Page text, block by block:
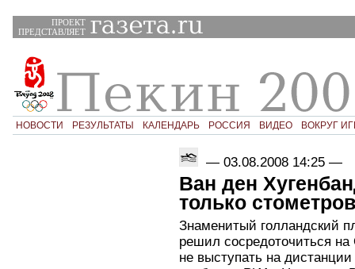
ПРОЕКТ
ПРЕДСТАВЛЯЕТ
НОВОСТИ РЕЗУЛЬТАТЫ КАЛЕНДАРЬ РОССИЯ ВИДЕО ВОКРУГ
— 03.08.2008 14:25 —
Ван ден
только
Знаменитый голландский
решил сосредоточиться
не выступать на